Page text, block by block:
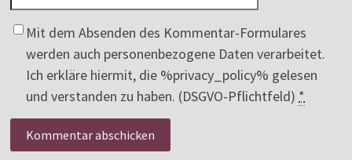
Mit dem Absenden des Kommentar-Formulares
werden auch personenbezogene Daten verarbeitet.
Ich erkläre hiermit, die %privacy_policy% gelesen
und verstanden zu haben. (DSGVO-Pflichtfeld) *